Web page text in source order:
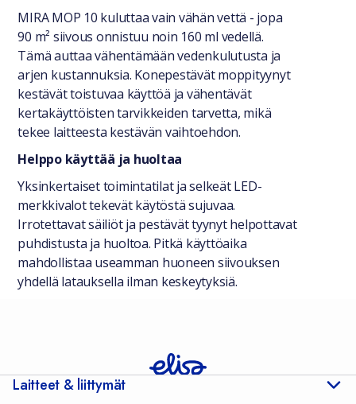
MIRA MOP 10 kuluttaa vain vähän vettä - jopa
90 m² siivous onnistuu noin 160 ml vedellä.
Tämä auttaa vähentämään vedenkulutusta ja
arjen kustannuksia. Konepestävät moppityynyt
kestävät toistuvaa käyttöä ja vähentävät
kertakäyttöisten tarvikkeiden tarvetta, mikä
tekee laitteesta kestävän vaihtoehdon.
Helppo käyttää ja huoltaa
Yksinkertaiset toimintatilat ja selkeät LED-
merkkivalot tekevät käytöstä sujuvaa.
Irrotettavat säiliöt ja pestävät tyynyt helpottavat
puhdistusta ja huoltoa. Pitkä käyttöaika
mahdollistaa useamman huoneen siivouksen
yhdellä latauksella ilman keskeytyksiä.
Laitteet & liittymät